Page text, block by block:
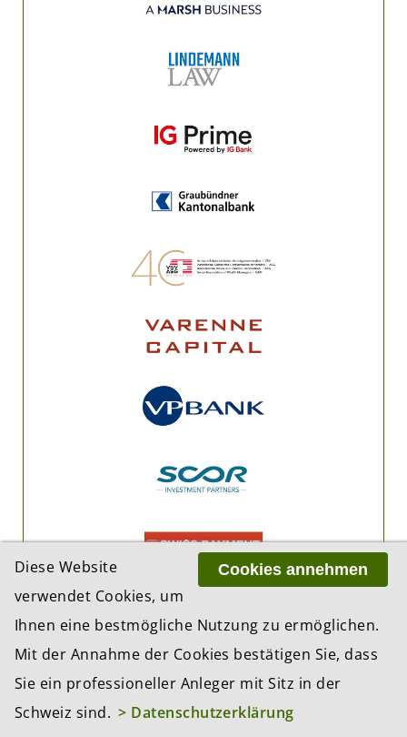
Cookies annehmen
Diese Website
verwendet Cookies, um
Ihnen eine bestmögliche Nutzung zu ermöglichen.
Mit der Annahme der Cookies bestätigen Sie, dass
Sie ein professioneller Anleger mit Sitz in der
Schweiz sind. > Datenschutzerklärung